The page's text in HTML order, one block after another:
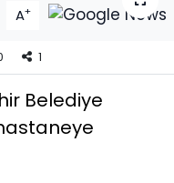
A+
1
Belediye